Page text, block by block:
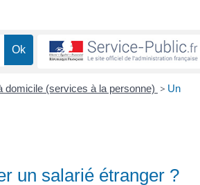
domicile (services à la personne) > Un
un salarié étranger ?